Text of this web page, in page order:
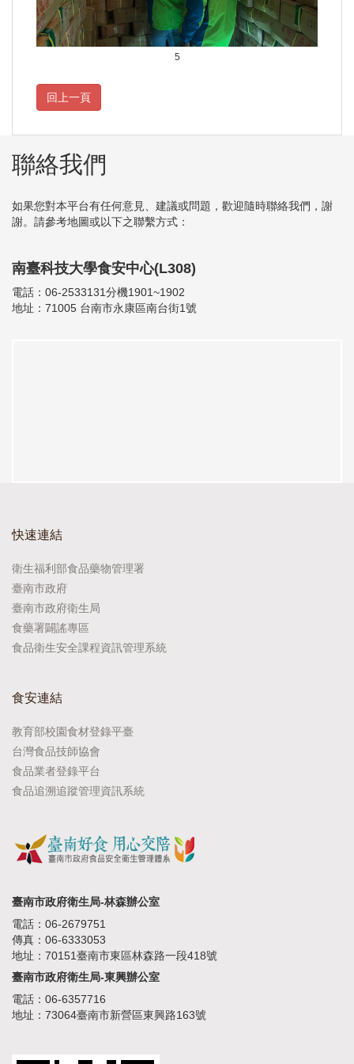
5
聯絡我們
如果您對本平台有任何意見、建議或問題，歡迎隨時聯絡我們，謝
謝。請參考地圖或以下之聯繫方式：
南臺科技大學食安中心(L308)
電話：06-2533131分機1901~1902
地址：71005 台南市永康區南台街1號
快速連結
衛生福利部食品藥物管理署
臺南市政府
臺南市政府衛生局
食藥署闢謠專區
食品衛生安全課程資訊管理系統
食安連結
教育部校園食材登錄平臺
台灣食品技師協會
食品業者登錄平台
食品追溯追蹤管理資訊系統
臺南市政府衛生局-林森辦公室
電話：06-2679751
傳真：06-6333053
地址：70151臺南市東區林森路一段418號
臺南市政府衛生局-東興辦公室
電話：06-6357716
地址：73064臺南市新營區東興路163號